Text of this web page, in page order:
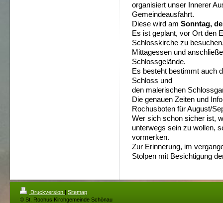
organisiert unser Innerer
Gemeindeausfahrt.
Diese wird am Sonntag,
Es ist geplant, vor Ort den
Schlosskirche zu
Mittagessen und
Schlossgelände.
Es besteht bestimmt auch
Schloss und
den malerischen
Die genauen Zeiten und
Rochusboten für August/
Wer sich schon sicher ist,
unterwegs sein zu wollen,
vormerken.
Zur Erinnerung, im
Stolpen mit Besichtigung
Druckversion | Sitemap
© St. Rochus Kirchgemeinde Schönau